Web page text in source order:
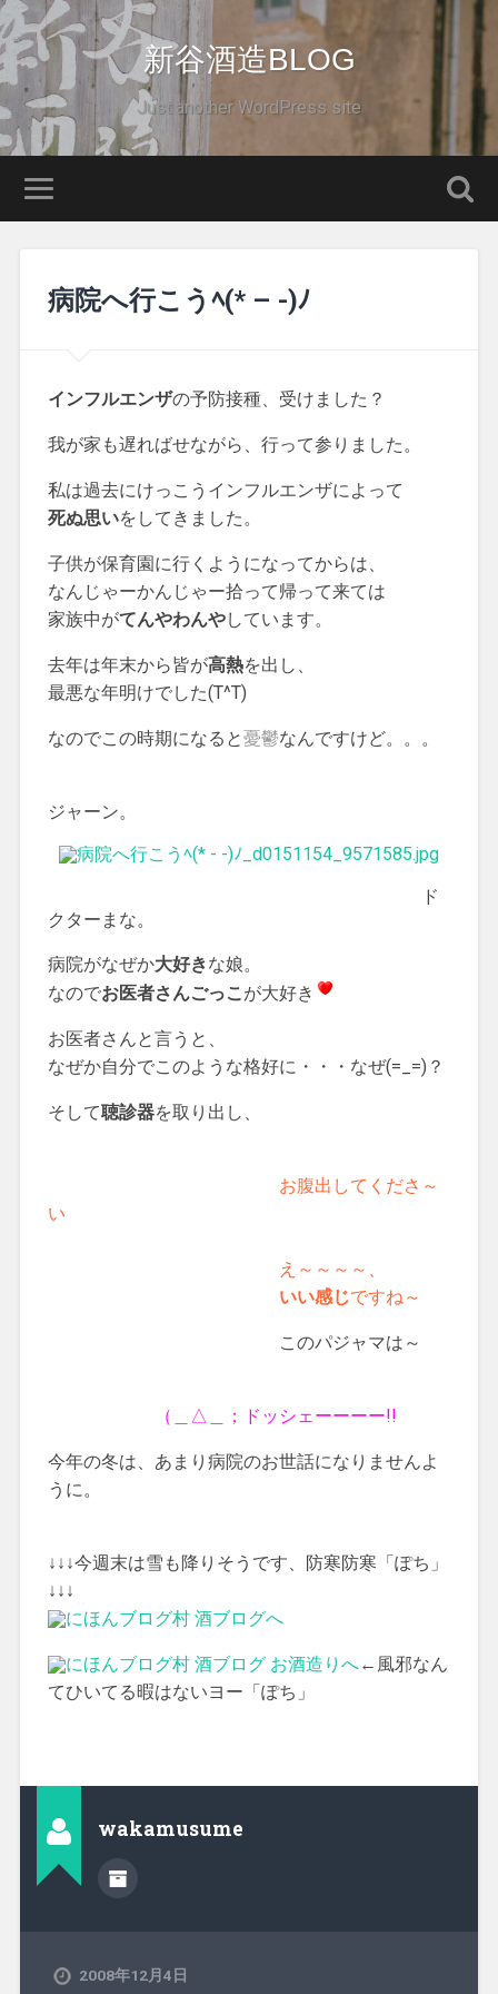
新谷酒造BLOG
Just another WordPress site
病院へ行こうﾍ(* – -)ﾉ
インフルエンザの予防接種、受けました？
我が家も遅ればせながら、行って参りました。
私は過去にけっこうインフルエンザによって
死ぬ思いをしてきました。
子供が保育園に行くようになってからは、
なんじゃーかんじゃー拾って帰って来ては
家族中がてんやわんやしています。
去年は年末から皆が高熱を出し、
最悪な年明けでした(T^T)
なのでこの時期になると憂鬱なんですけど。。。
ジャーン。
ド
クターまな。
病院がなぜか大好きな娘。
なのでお医者さんごっこ が大好き
お医者さんと言うと、
なぜか自分でこのような格好に・・・なぜ(=_=)？
そして聴診器を取り出し、
お腹出してくださ～
い
え～～～～、
いい感じですね～
このパジャマは～
（＿△＿；ドッシェーーーー!!
今年の冬は、あまり病院のお世話になりませんよ
うに。
↓↓↓今週末は雪も降りそうです、防寒防寒「ぽち」
↓↓↓
←風邪なん
てひいてる暇はないヨー「ぽち」
wakamusume
2008年12月4日